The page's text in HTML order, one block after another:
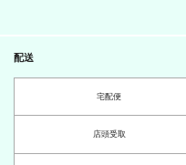
配送
宅配便
店頭受取